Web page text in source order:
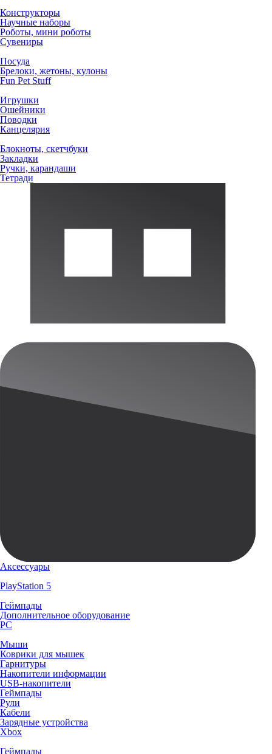
Конструкторы
Научные наборы
Роботы, мини роботы
Сувениры
Посуда
Брелоки, жетоны, кулоны
Fun Pet Stuff
Игрушки
Ошейники
Поводки
Канцелярия
Блокноты, скетчбуки
Закладки
Ручки, карандаши
Тетради
Аксессуары
PlayStation 5
Геймпады
Дополнительное оборудование
PC
Мыши
Коврики для мышек
Гарнитуры
Накопители информации
USB-накопители
Геймпады
Рули
Кабели
Зарядные устройства
Xbox
Геймпады